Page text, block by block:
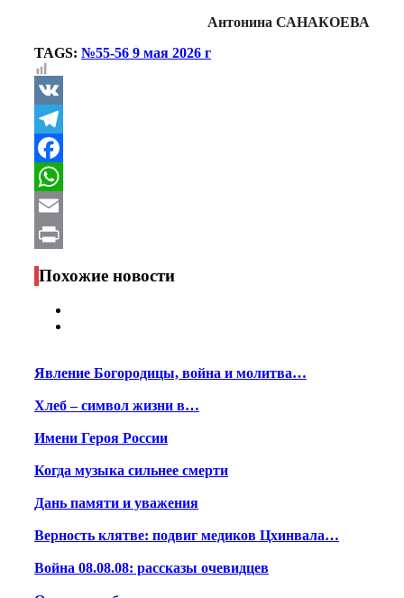
Антонина САНАКОЕВА
TAGS: №55-56 9 мая 2026 г
VK
Telegram
Facebook
WhatsApp
Email
Print
Похожие новости
Явление Богородицы, война и молитва…
Хлеб – символ жизни в…
Имени Героя России
Когда музыка сильнее смерти
Дань памяти и уважения
Верность клятве: подвиг медиков Цхинвала…
Война 08.08.08: рассказы очевидцев